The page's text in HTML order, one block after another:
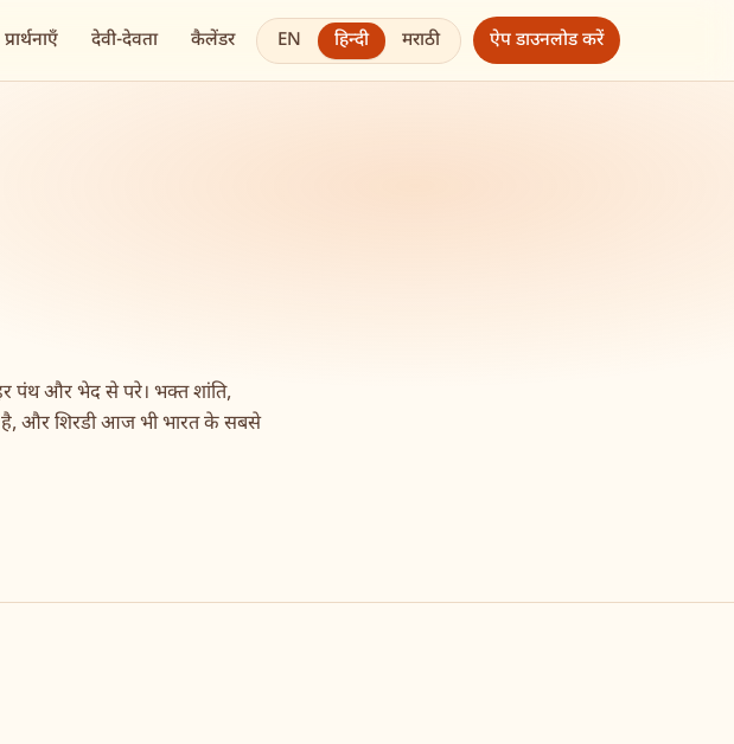
प्रार्थनाएँ देवी-देवता कैलेंडर EN हिन्दी मराठी ऐप डाउनलोड करें
पंथ और भेद से परे। भक्त शांति,
है, और शिरडी आज भी भारत के सबसे